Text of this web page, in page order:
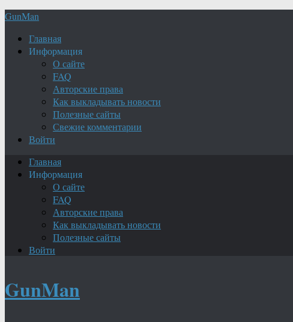
GunMan
Главная
Информация
О сайте
FAQ
Авторские права
Как выкладывать новости
Полезные сайты
Свежие комментарии
Войти
Главная
Информация
О сайте
FAQ
Авторские права
Как выкладывать новости
Полезные сайты
Войти
GunMan